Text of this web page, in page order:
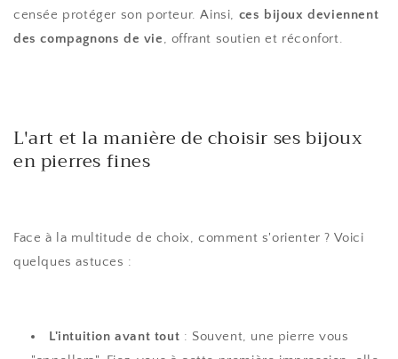
censée protéger son porteur. Ainsi, ces bijoux deviennent
des compagnons de vie, offrant soutien et réconfort.
L'art et la manière de choisir ses bijoux
en pierres fines
Face à la multitude de choix, comment s'orienter ? Voici
quelques astuces :
L'intuition avant tout : Souvent, une pierre vous